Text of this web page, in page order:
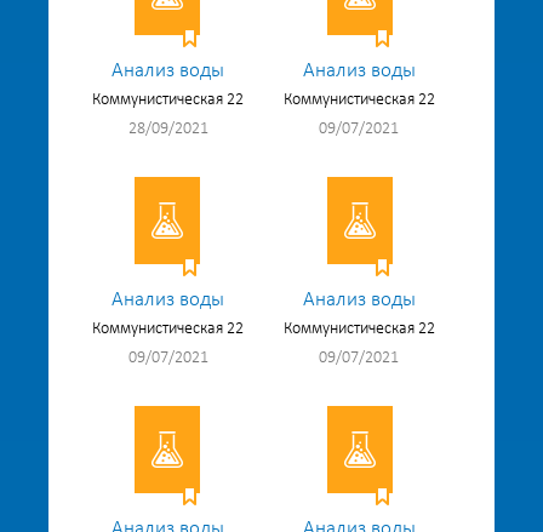
Анализ воды
Коммунистическая 22
28/09/2021
Анализ воды
Коммунистическая 22
09/07/2021
Анализ воды
Коммунистическая 22
09/07/2021
Анализ воды
Коммунистическая 22
09/07/2021